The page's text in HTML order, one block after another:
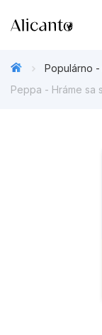
Beletria pre
Beletria
Darčekové
Doplnkový
Kalendáre,
Populárno
Peppa - Hráme sa